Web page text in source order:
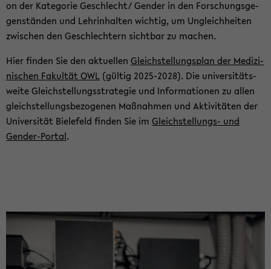
on der Ka­te­go­rie Ge­schlecht/ Gen­der in den For­schungs­ge­
gen­stän­den und Lehr­in­hal­ten wich­tig, um Un­gleich­hei­ten
zwi­schen den Ge­schlech­tern sicht­bar zu ma­chen.
Hier fin­den Sie den ak­tu­el­len Gleich­stel­lungs­plan der Me­di­zi­
ni­schen Fa­kul­tät OWL (gül­tig 2025-​2028). Die uni­ver­si­täts­
wei­te Gleich­stel­lungs­stra­te­gie und In­for­ma­tio­nen zu allen
gleich­stel­lungs­be­zo­ge­nen Maß­nah­men und Ak­ti­vi­tä­ten der
Uni­ver­si­tät Bie­le­feld fin­den Sie im Gleichstellungs-​ und
Gender-​Portal.